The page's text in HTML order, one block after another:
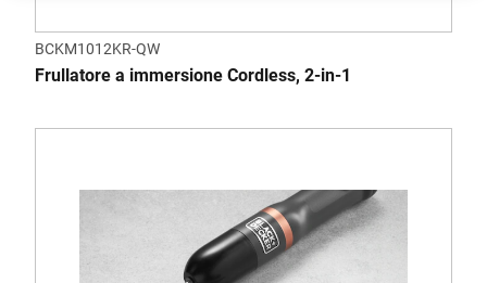
BCKM1012KR-QW
Frullatore a immersione Cordless, 2-in-1